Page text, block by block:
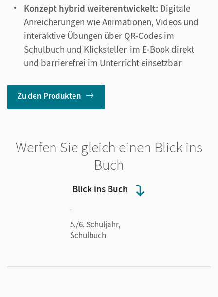
Konzept hybrid weiterentwickelt: Digitale
Anreicherungen wie Animationen, Videos und
interaktive Übungen über QR-Codes im
Schulbuch und Klickstellen im E-Book direkt
und barrierefrei im Unterricht einsetzbar
Zu den Produkten
Werfen Sie gleich einen Blick ins
Buch
Blick ins Buch
5./6. Schuljahr,
Schulbuch